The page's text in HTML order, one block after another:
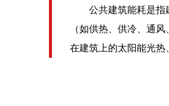
公共建筑能耗是指建
（如供热、供冷、通
在建筑上的太阳能光热